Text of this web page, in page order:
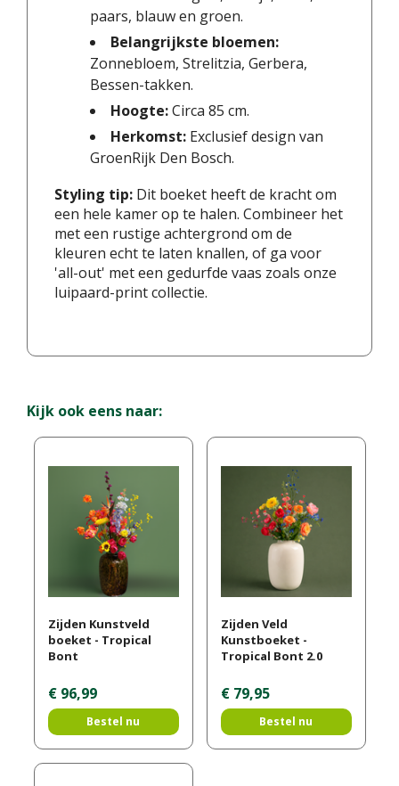
paars, blauw en groen.
Belangrijkste bloemen:
Zonnebloem, Strelitzia, Gerbera,
Bessen-takken.
Hoogte:Circa 85 cm.
Herkomst: Exclusief design van
GroenRijk Den Bosch.
Styling tip: Dit boeket heeft de kracht om
een hele kamer op te halen. Combineer het
met een rustige achtergrond om de
kleuren echt te laten knallen, of ga voor
'all-out' met een gedurfde vaas zoals onze
luipaard-print collectie.
Kijk ook eens naar:
Zijden Kunstveld
boeket - Tropical
Bont
€ 96,99
Bestel nu
Zijden Veld
Kunstboeket -
Tropical Bont 2.0
€ 79,95
Bestel nu